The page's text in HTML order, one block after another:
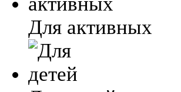
Для активных